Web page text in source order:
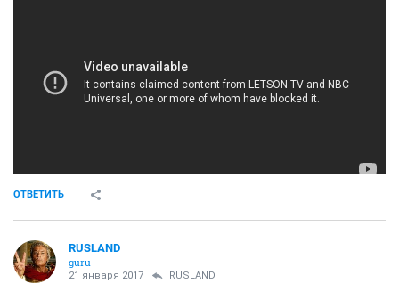
ОТВЕТИТЬ
RUSLAND
guru
21 января 2017 RUSLAND